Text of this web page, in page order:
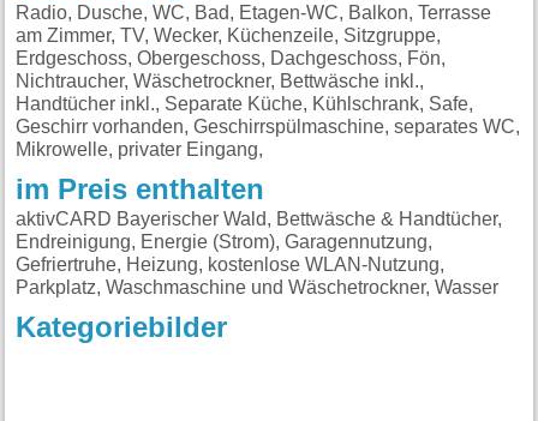
Radio, Dusche, WC, Bad, Etagen-WC, Balkon, Terrasse
am Zimmer, TV, Wecker, Küchenzeile, Sitzgruppe,
Erdgeschoss, Obergeschoss, Dachgeschoss, Fön,
Nichtraucher, Wäschetrockner, Bettwäsche inkl.,
Handtücher inkl., Separate Küche, Kühlschrank, Safe,
Geschirr vorhanden, Geschirrspülmaschine, separates WC,
Mikrowelle, privater Eingang,
im Preis enthalten
aktivCARD Bayerischer Wald, Bettwäsche & Handtücher,
Endreinigung, Energie (Strom), Garagennutzung,
Gefriertruhe, Heizung, kostenlose WLAN-Nutzung,
Parkplatz, Waschmaschine und Wäschetrockner, Wasser
Kategoriebilder